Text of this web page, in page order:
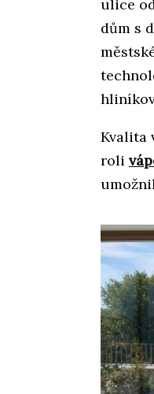
ulice
dům s
Kvalita
roli